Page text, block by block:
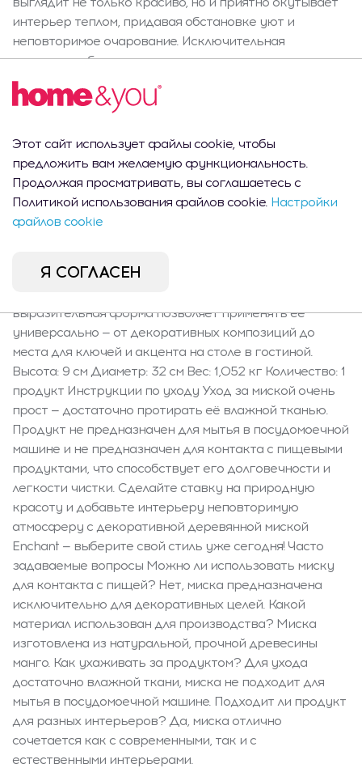
интерьер теплом, придавая обстановке уют и
неповторимое очарование. Исключительная
прочность обеспечивает долгое удовольствие от
продукта. Дизайн и стиль Коричневый цвет миски,
реалистичная текстура и геометрический мотив
делают Enchant идеальным для современных и
скандинавских интерьеров. Натуральный стиль
аксессуарами, а миска отлично подойдёт как
украшение стола, так и практичное место для
хранения мелочей. Благодаря стильному виду миска
Enchant — одиночный продукт высотой 9 см,
выразительная форма позволяет применять её
универсально — от декоративных композиций до
места для ключей и акцента на столе в гостиной.
Высота: 9 см Диаметр: 32 см Вес: 1,052 кг Количество: 1
продукт Инструкции по уходу Уход за миской очень
прост — достаточно протирать её влажной тканью.
Продукт не предназначен для мытья в посудомоечной
машине и не предназначен для контакта с пищевыми
продуктами, что способствует его долговечности и
легкости чистки. Сделайте ставку на природную
красоту и добавьте интерьеру неповторимую
атмосферу с декоративной деревянной миской
Enchant — выберите свой стиль уже сегодня! Часто
задаваемые вопросы Можно ли использовать миску
для контакта с пищей? Нет, миска предназначена
исключительно для декоративных целей. Какой
материал использован для производства? Миска
изготовлена из натуральной, прочной древесины
манго. Как ухаживать за продуктом? Для ухода
достаточно влажной ткани, миска не подходит для
мытья в посудомоечной машине. Подходит ли продукт
для разных интерьеров? Да, миска отлично
сочетается как с современными, так и с
естественными интерьерами.
Этот сайт использует файлы cookie, чтобы
предложить вам желаемую функциональность.
Продолжая просматривать, вы соглашаетесь с
Политикой использования файлов cookie. Настройки
файлов cookie
Я СОГЛАСЕН